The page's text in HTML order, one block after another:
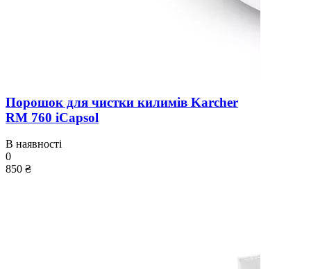
Порошок для чистки килимів Karcher
RM 760 iCapsol
В наявності
0
850 ₴